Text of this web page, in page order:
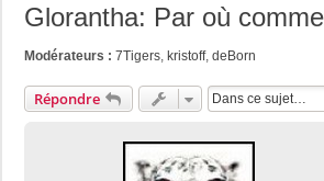
Glorantha: Par où
Modérateurs : 7Tigers, kristoff, deBorn
Répondre